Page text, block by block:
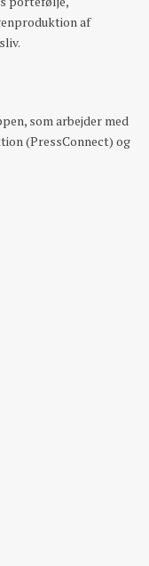
af
som arbejder med
(PressConnect) og